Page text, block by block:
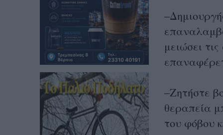
μειώσει
–Ζητήστε
θεραπεία
του φόβου